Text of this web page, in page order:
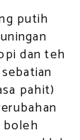
putih
dan teh
pahit)
boleh